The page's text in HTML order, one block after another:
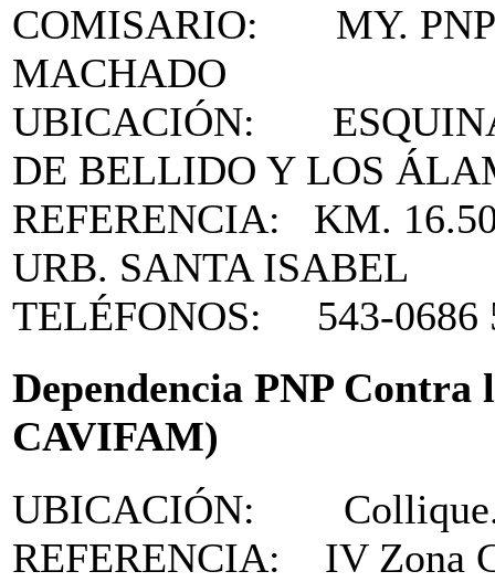
COMISARIO: MY. PNP
MACHADO
UBICACIÓN: ESQUINA
DE BELLIDO Y LOS
REFERENCIA: KM.
URB. SANTA ISABEL
TELÉFONOS: 543-0686
Dependencia PNP
CAVIFAM)
UBICACIÓN: Collique.
REFERENCIA: IV Zona